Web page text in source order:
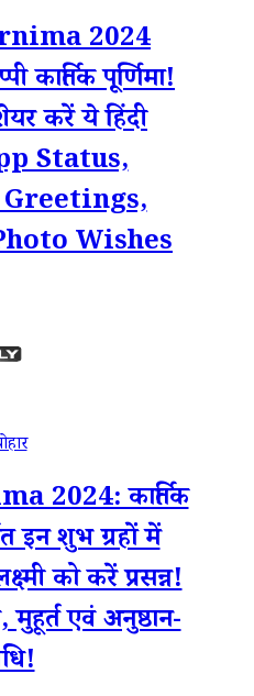
2024
कार्तिक पूर्णिमा!
करें ये हिंदी
Status,
Wishes
2024: कार्तिक
इन शुभ ग्रहों में
को करें प्रसन्न!
एवं अनुष्ठान-